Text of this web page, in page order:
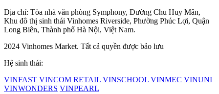
Địa chỉ: Tòa nhà văn phòng Symphony, Đường Chu Huy Mân,
Khu đô thị sinh thái Vinhomes Riverside, Phường Phúc Lợi, Quận
Long Biên, Thành phố Hà Nội, Việt Nam.
2024 Vinhomes Market. Tất cả quyền được bảo lưu
Hệ sinh thái:
VINFAST VINCOM RETAIL VINSCHOOL VINMEC VINUNI
VINWONDERS VINPEARL